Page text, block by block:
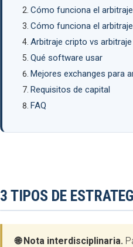
Cómo funciona el
Cómo funciona el
Arbitraje cripto vs
Qué software usar
Mejores exchanges para
Requisitos de capital
FAQ
3 TIPOS DE
🌐 Nota interdisciplinaria.